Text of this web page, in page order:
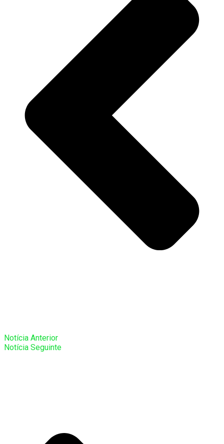
Notícia Anterior
Notícia Seguinte